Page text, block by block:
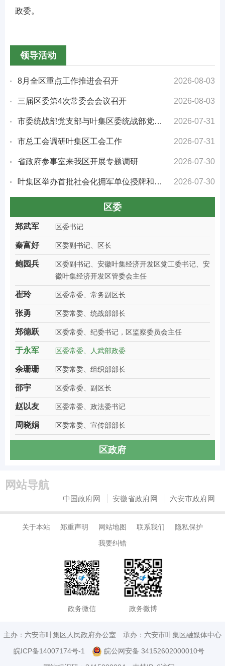
政委。
领导活动
8月全区重点工作推进会召开 2026-08-03
三届区委第4次常委会会议召开 2026-08-03
市委统战部党支部与叶集区委统战部党支部开展“铸牢中华民族共同体意识”联建共建活动 2026-07-31
市总工会调研叶集区工会工作 2026-07-31
省政府参事室来我区开展专题调研 2026-07-30
叶集区举办首批社会化拥军单位授牌和发布仪式 2026-07-30
区委
郑武军 区委书记
秦富好 区委副书记、区长
鲍园兵
区委副书记、安徽叶集经济开发区党工委书记、安
徽叶集经济开发区管委会主任
崔玲 区委常委、常务副区长
张勇 区委常委、统战部部长
郑德跃 区委常委、纪委书记，区监察委员会主任
于永军 区委常委、人武部政委
余珊珊 区委常委、组织部部长
邵宇 区委常委、副区长
赵以友 区委常委、政法委书记
周晓娟 区委常委、宣传部部长
区政府
网站导航
中国政府网 安徽省政府网 六安市政府网
关于本站 郑重声明 网站地图 联系我们
隐私保护
我要纠错
政务微信 政务微博
主办：六安市叶集区人民政府办公室
承办：六安市叶集区融媒体中心
皖ICP备14007174号-1
皖公网安备 34152602000010号